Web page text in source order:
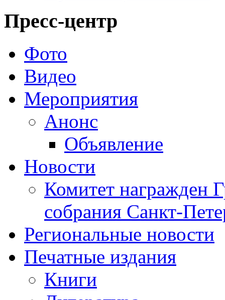
Пресс-центр
Фото
Видео
Мероприятия
Анонс
Объявление
Новости
Комитет награжден
собрания Санкт-
Региональные новости
Печатные издания
Книги